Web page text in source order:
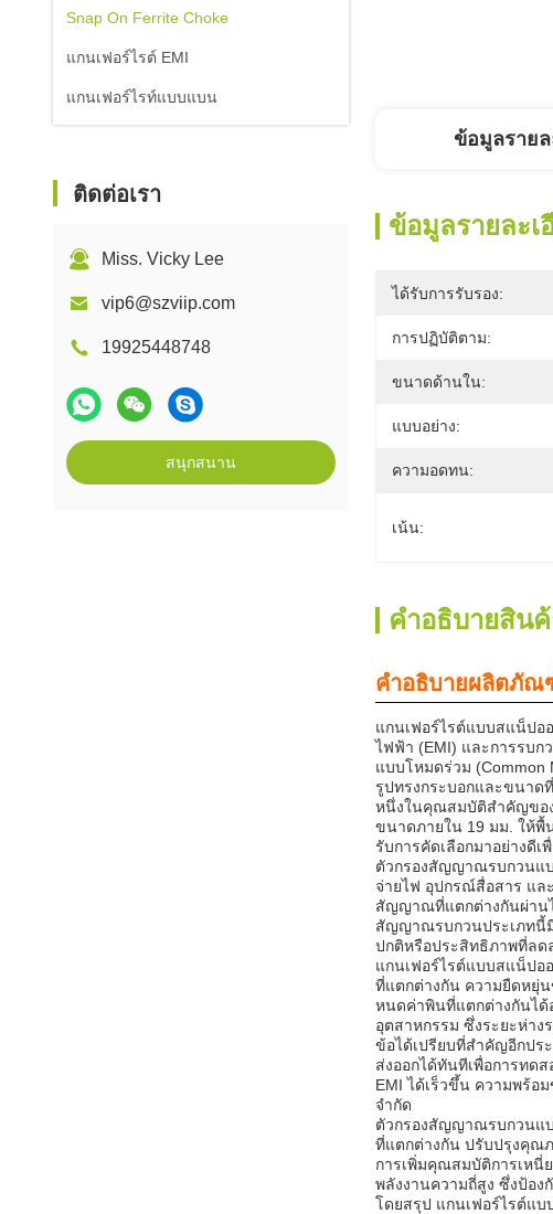
Snap On Ferrite Choke
แกนเฟอร์ไรต์ EMI
แกนเฟอร์ไรท์แบบแบน
ติดต่อเรา
Miss. Vicky Lee
vip6@szviip.com
19925448748
สนุกสนาน
ข้อมูลรายล
ข้อมูลรายละเ
ได้รับการรับรอง:
การปฏิบัติตาม:
ขนาดด้านใน:
แบบอย่าง:
ความอดทน:
เน้น:
คําอธิบายสิน
คำอธิบายผลิตภัณ
แกนเฟอร์ไรต์แบบสแน็ปอ
ไฟฟ้า (EMI) และการรบ
แบบโหมดร่วม
รูปทรงกระบอกและขนาด
หนึ่งในคุณสมบัติสำคัญของ
ขนาดภายใน 19 มม. ให้พื้
รับการคัดเลือกมาอย่างดี
ตัวกรองสัญญาณรบกวนแบ
จ่ายไฟ อุปกรณ์สื่อสาร แ
สัญญาณที่แตกต่างกันผ่านไ
สัญญาณรบกวนประเภทนี้มี
ปกติหรือประสิทธิภาพที่ลด
แกนเฟอร์ไรต์แบบสแน็ปอ
ที่แตกต่างกัน ความยืดหยุ่น
หนดค่าพินที่แตกต่างกันได้
อุตสาหกรรม ซึ่งระยะห่า
ข้อได้เปรียบที่สำคัญอีกปร
ส่งออกได้ทันทีเพื่อการทด
EMI ได้เร็วขึ้น ความพร้อ
จำกัด
ตัวกรองสัญญาณรบกวนแ
ที่แตกต่างกัน ปรับปรุงคุณ
การเพิ่มคุณสมบัติการเหนี่
พลังงานความถี่สูง ซึ่งป้อง
โดยสรุป แกนเฟอร์ไรต์แ